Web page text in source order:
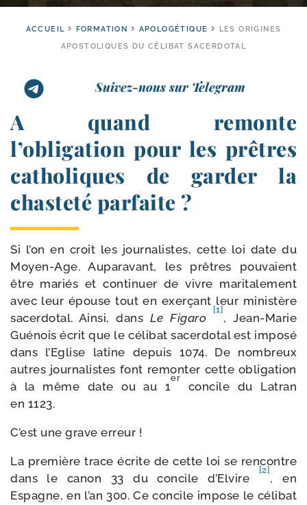
ACCUEIL FORMATION APOLOGÉTIQUE
LES ORIGINES
APOSTOLIQUES DU CÉLIBAT SACERDOTAL
Suivez-nous sur Telegram
A quand remonte
l’obligation pour les prêtres
catholiques de garder la
chasteté parfaite ?
Si l’on en croit les jour­na­listes, cette loi date du
Moyen-​Age. Auparavant, les prêtres pou­vaient
être mariés et conti­nuer de vivre mari­ta­le­ment
avec leur épouse tout en exer­çant leur minis­tère
sacer­do­tal. Ainsi, dans Le Figaro
[1]
, Jean-​Marie
Guénois écrit que le céli­bat sacer­do­tal est impo­sé
dans l’Eglise latine depuis 1074. De nom­breux
autres jour­na­listes font remon­ter cette obli­ga­tion
à la même date ou au 1
er
concile du Latran
en 1123.
C’est une grave erreur !
La pre­mière trace écrite de cette loi se ren­contre
dans le canon 33 du concile d’Elvire
[2]
, en
Espagne, en l’an 300. Ce concile impose le céli­bat